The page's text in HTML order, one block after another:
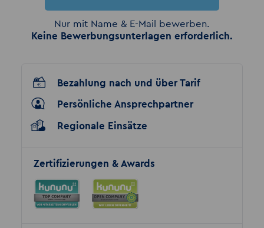
Nur mit Name & E-Mail bewerben.
Keine Bewerbungsunterlagen erforderlich.
Bezahlung nach und über Tarif
Persönliche Ansprechpartner
Regionale Einsätze
Zertifizierungen & Awards